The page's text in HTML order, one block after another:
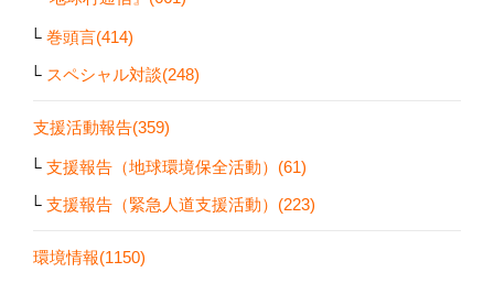
巻頭言(414)
スペシャル対談(248)
支援活動報告(359)
支援報告（地球環境保全活動）(61)
支援報告（緊急人道支援活動）(223)
環境情報(1150)